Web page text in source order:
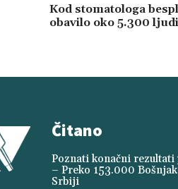
Kod stomatologa
obavilo oko 5.300
Čitano
Poznati konačni rezultati
– Preko 153.000
Srbiji